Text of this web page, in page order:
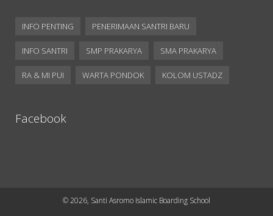
INFO PENTING PENERIMAAN SANTRI BARU
INFO SANTRI SMP PRAKARYA SMA PRAKARYA
RA & MI PUI WARTA PONDOK KOLOM USTADZ
Facebook
©2026, Santi Asromo Islamic Boarding School